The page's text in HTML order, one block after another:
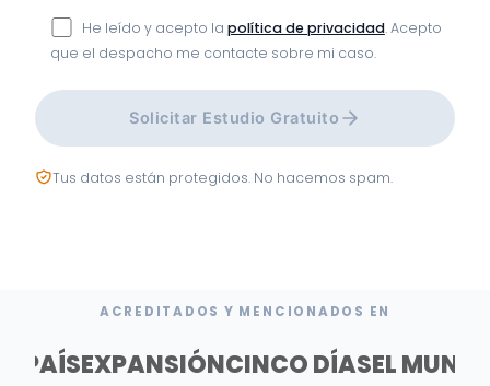
He leído y acepto la política de privacidad. Acepto
que el despacho me contacte sobre mi caso.
Solicitar Estudio Gratuito
Tus datos están protegidos. No hacemos spam.
ACREDITADOS Y MENCIONADOS EN
PAÍSEXPANSIÓNCINCO DÍASEL